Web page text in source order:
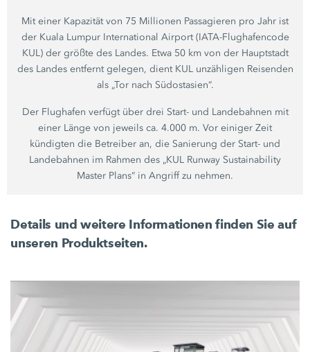
Mit einer Kapazität von 75 Millionen Passagieren pro Jahr ist
der Kuala Lumpur International Airport (IATA-Flughafencode
KUL) der größte des Landes. Etwa 50 kmvon der Hauptstadt
des Landes entfernt gelegen, dient KUL unzähligen Reisenden
als „Tor nach Südostasien“.
Der Flughafen verfügt über drei Start- und Landebahnen mit
einer Länge von jeweils ca. 4.000 m. Vor einiger Zeit
kündigten die Betreiber an, die Sanierung der Start- und
Landebahnen im Rahmen des „KUL Runway Sustainability
Master Plans“ in Angriff zu nehmen.
Details und weitere Informationen finden Sie auf
unseren Produktseiten.